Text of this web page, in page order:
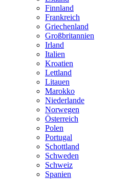
Finnland
Frankreich
Griechenland
Großbritannien
Irland
Italien
Kroatien
Lettland
Litauen
Marokko
Niederlande
Norwegen
Österreich
Polen
Portugal
Schottland
Schweden
Schweiz
Spanien